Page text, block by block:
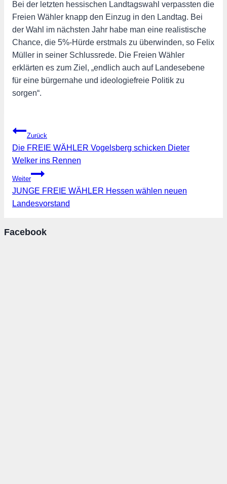
Bei der letzten hessischen Landtagswahl verpassten die
Freien Wähler knapp den Einzug in den Landtag. Bei
der Wahl im nächsten Jahr habe man eine realistische
Chance, die 5%-Hürde erstmals zu überwinden, so Felix
Müller in seiner Schlussrede. Die Freien Wähler
erklärten es zum Ziel, „endlich auch auf Landesebene
für eine bürgernahe und ideologiefreie Politik zu
sorgen“.
Beitragsnavigation
Zurück
Die FREIE WÄHLER Vogelsberg schicken Dieter
Welker ins Rennen
Weiter
JUNGE FREIE WÄHLER Hessen wählen neuen
Landesvorstand
Facebook